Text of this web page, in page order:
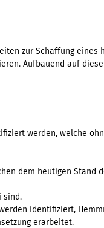
zur Schaffung
Aufbauend auf
werden, welche
dem heutigen Stand
sind.
identifiziert,
erarbeitet.